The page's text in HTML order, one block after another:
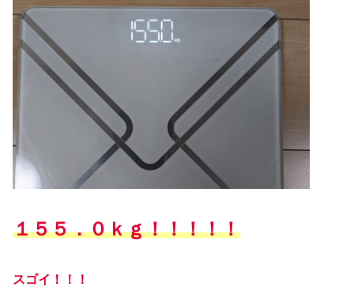
１５５．０ｋｇ！！！！！
スゴイ！！！